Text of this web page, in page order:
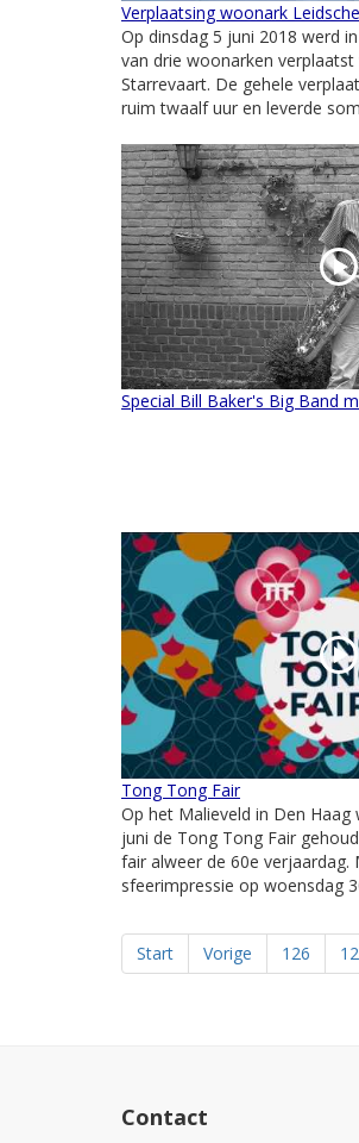
Verplaatsing woonark
Op dinsdag 5 juni 2018 werd
van drie woonarken
Starrevaart. De gehele
ruim twaalf uur en leverde
Special Bill Baker's Big Band
Tong Tong Fair
Op het Malieveld in Den
juni de Tong Tong Fair
fair alweer de 60e verjaardag.
sfeerimpressie op woensdag
Start Vorige 126
Contact